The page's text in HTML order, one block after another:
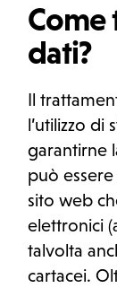
Come
dati?
Il
l’utilizzo
garantirne
può
sito web
elettronici
talvolta
cartacei.